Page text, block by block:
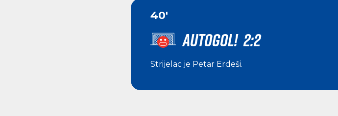
40'
AUTOGOL! 2:2
Strijelac je Petar Erdeši.